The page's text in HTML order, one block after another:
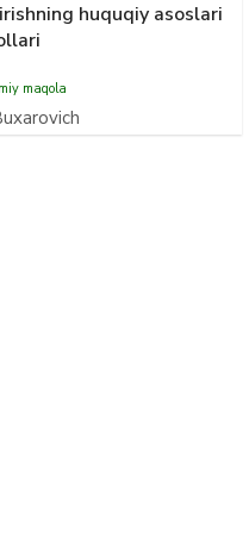
huquqiy asoslari
maqola